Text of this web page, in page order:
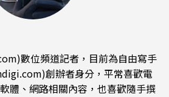
數位頻道記者，目前為自由寫手
創辦者身分，平常喜歡電
體、網路相關內容，也喜歡隨手撰